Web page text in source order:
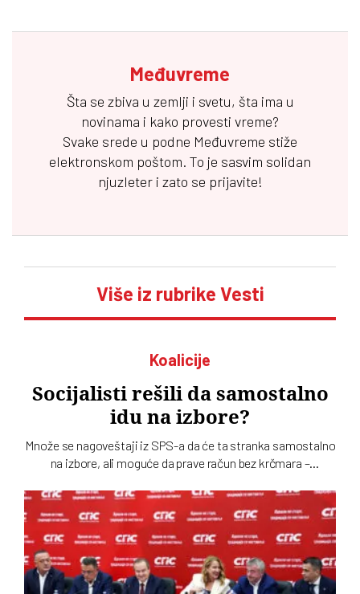
Međuvreme
Šta se zbiva u zemlji i svetu, šta ima u
novinama i kako provesti vreme?
Svake srede u podne Međuvreme stiže
elektronskom poštom. To je sasvim solidan
njuzleter i zato se prijavite!
Više iz rubrike Vesti
Koalicije
Socijalisti rešili da samostalno
idu na izbore?
Množe se nagoveštaji iz SPS-a da će ta stranka samostalno
na izbore, ali moguće da prave račun bez krčmara –
rat o odnosu prema naprednjacima